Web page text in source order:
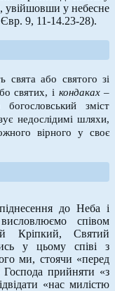
увійшовши у небесне
9, 11-14.23-28).
свята або святого зі
святих, і кондаках–
зміст
недослідимі шляхи,
вірного у своє
до Неба і
співом
Кріпкий, Святий
у цьому співі з
ми, стоячи «перед
прийняти «з
«нас милістю